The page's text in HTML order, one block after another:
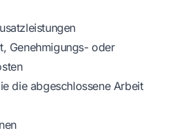
Genehmigungs- oder
die abgeschlossene Arbeit